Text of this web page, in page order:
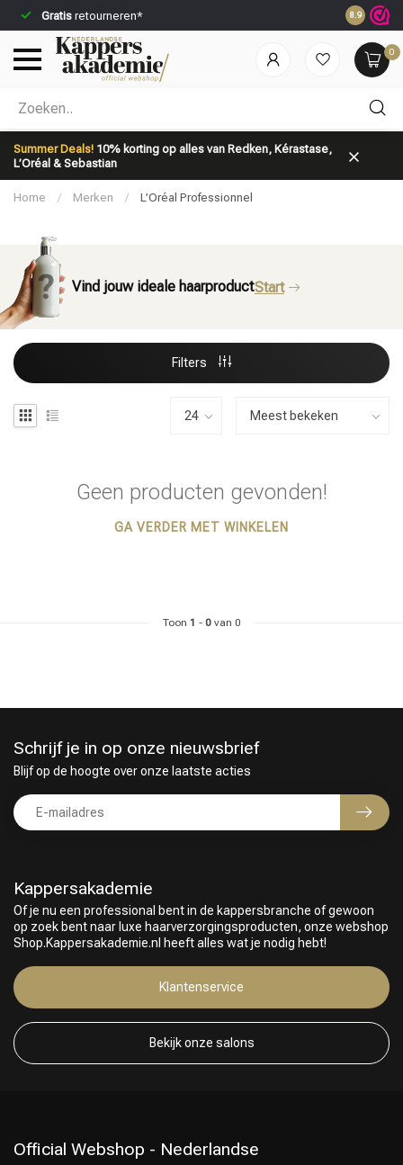
Gratis retourneren* Voor
8.9
0
Summer Deals! 10% korting op alles van Redken, Kérastase,
L’Oréal & Sebastian
Welke categorie ben jij naar op zoek?
Merken Haarverzorging
Haarstyling Haarkleuring
Home / Merken / L’Oréal Professionnel
Vind jouw ideale haarproductStart
Filters
Geen producten gevonden!
GA VERDER MET WINKELEN
Toon 1 - 0van 0
Kappersakademie
Of je nu een professional bent in de kappersbranche of gewoon
op zoek bent naar luxe haarverzorgingsproducten, onze webshop
Shop.Kappersakademie.nl heeft alles wat je nodig hebt!
Klantenservice
Bekijk onze salons
Schrijf je in op onze nieuwsbrief
Blijf op de hoogte over onze laatste acties
Official Webshop - Nederlandse